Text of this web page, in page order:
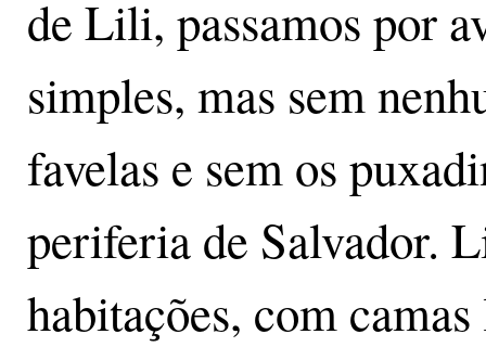
de Lili, passamos por
simples, mas sem
favelas e sem os
periferia de Salvador.
habitações, com